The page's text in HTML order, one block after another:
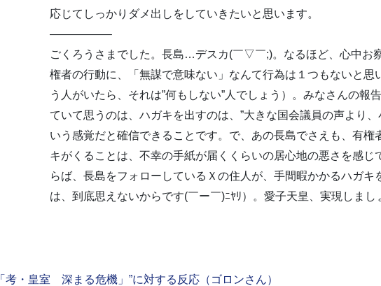
応じてしっかりダメ出しをしていきたいと思います。
—————–
ごくろうさまでした。長島…デスカ(￣▽￣;)。なるほど、心中お
権者の行動に、「無謀で意味ない」なんて行為は１つもないと思
う人がいたら、それは”何もしない”人でしょう）。みなさんの報
ていて思うのは、ハガキを出すのは、”大きな国会議員の声より
いう感覚だと確信できることです。で、あの長島でさえも、有権
キがくることは、不幸の手紙が届くくらいの居心地の悪さを感じ
らば、長島をフォローしているＸの住人が、手間暇かかるハガキ
は、到底思えないからです(￣ー￣)ﾆﾔﾘ）。愛子天皇、実現しまし
考・皇室 深まる危機」”に対する反応（ゴロンさん）